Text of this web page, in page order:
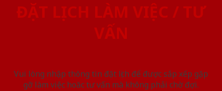
ĐẶT LỊCH LÀM VIỆC / TƯ
VẤN
Vui lòng nhập thông tin đặt lịch để được sắp xếp gặp
gỡ làm việc hoăc tư vấn mà không phải chờ đợi.